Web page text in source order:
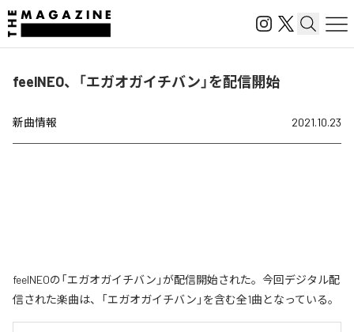
feelNEO、「エガオガイチバン」を配信開始
新曲情報 2021.10.23
feelNEOの「エガオガイチバン」が配信開始された。今回デジタル配
信された楽曲は、「エガオガイチバン」を含む全1曲となっている。